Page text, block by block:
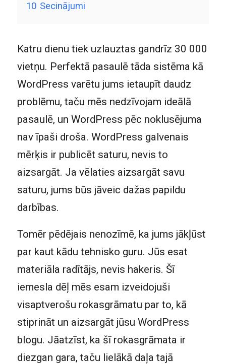
10 Secinājumi
Katru dienu tiek uzlauztas gandrīz 30 000
vietņu. Perfektā pasaulē tāda sistēma kā
WordPress varētu jums ietaupīt daudz
problēmu, taču mēs nedzīvojam ideālā
pasaulē, un WordPress pēc noklusējuma
nav īpaši droša. WordPress galvenais
mērķis ir publicēt saturu, nevis to
aizsargāt. Ja vēlaties aizsargāt savu
saturu, jums būs jāveic dažas papildu
darbības.
Tomēr pēdējais nenozīmē, ka jums jākļūst
par kaut kādu tehnisko guru. Jūs esat
materiāla radītājs, nevis hakeris. Šī
iemesla dēļ mēs esam izveidojuši
visaptverošu rokasgrāmatu par to, kā
stiprināt un aizsargāt jūsu WordPress
blogu. Jāatzīst, ka šī rokasgrāmata ir
diezgan gara, taču lielākā daļa tajā